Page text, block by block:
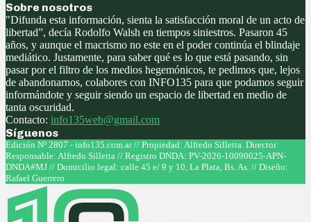
Sobre nosotros
"Difunda esta información, sienta la satisfacción moral de un acto de
libertad”, decía Rodolfo Walsh en tiempos siniestros. Pasaron 45
años, y aunque el macrismo no este en el poder continúa el blindaje
mediático. Justamente, para saber qué es lo que está pasando, sin
pasar por el filtro de los medios hegemónicos, te pedimos que, lejos
de abandonarnos, colabores con INFO135 para que podamos seguir
informándote y seguir siendo un espacio de libertad en medio de
tanta oscuridad.
Contacto: info135web@gmail.com
Síguenos
Facebook
Twitter
Instagram
Youtube
Edición Nº 2807 - info135.com.ar // Propiedad: Alfredo Silletta. Director
Responsable: Alfredo Silletta // Registro DNDA: PV-2026-10090025-APN-
DNDA#MJ // Domicilio legal: calle 45 e/ 9 y 10, La Plata, Bs. As. // Diseño:
Rafael Guerrero